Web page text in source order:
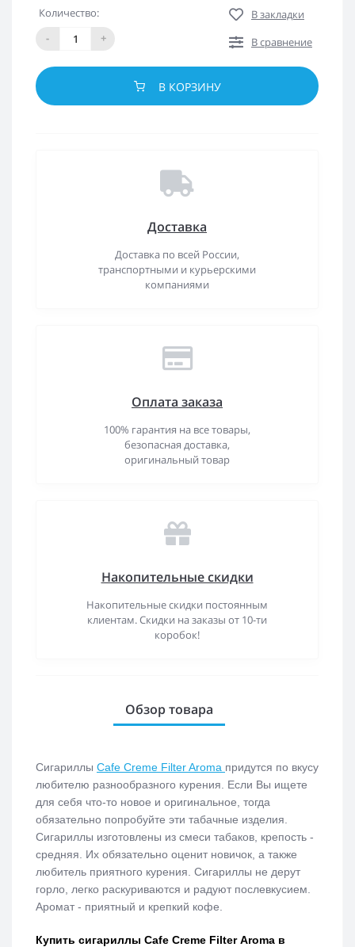
Количество:
-
+
В закладки
В сравнение
В КОРЗИНУ
Доставка
Доставка по всей России,
транспортными и курьерскими
компаниями
Оплата заказа
100% гарантия на все товары,
безопасная доставка,
оригинальный товар
Накопительные скидки
Накопительные скидки постоянным
клиентам. Скидки на заказы от 10-ти
коробок!
Обзор товара
Сигариллы Cafe Creme Filter Aroma придутся по вкусу
любителю разнообразного курения. Если Вы ищете
для себя что-то новое и оригинальное, тогда
обязательно попробуйте эти табачные изделия.
Сигариллы изготовлены из смеси табаков, крепость -
средняя. Их обязательно оценит новичок, а также
любитель приятного курения. Сигариллы не дерут
горло, легко раскуриваются и радуют послевкусием.
Аромат - приятный и крепкий кофе.
Купить сигариллы Cafe Creme FilterAroma в